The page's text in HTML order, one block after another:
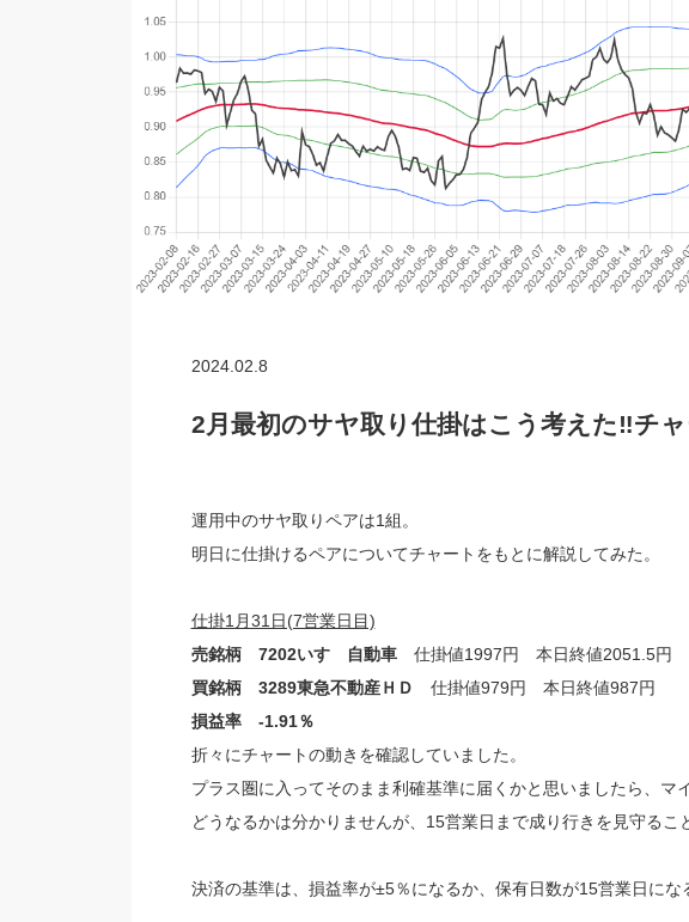
2024.02.8
2月最初のサヤ取り仕掛はこう考えた‼チ
運用中のサヤ取りペアは1組。
明日に仕掛けるペアについてチャートをもとに解説してみた。
仕掛1月31日(7営業日目)
売銘柄 7202いすゞ自動車仕掛値1997円 本日終値2051.5円
買銘柄 3289東急不動産ＨＤ 仕掛値979円 本日終値987円
損益率 -1.91％
折々にチャートの動きを確認していました。
プラス圏に入ってそのまま利確基準に届くかと思いましたら、マ
どうなるかは分かりませんが、15営業日まで成り行きを見守るこ
決済の基準は、損益率が±5％になるか、保有日数が15営業日にな